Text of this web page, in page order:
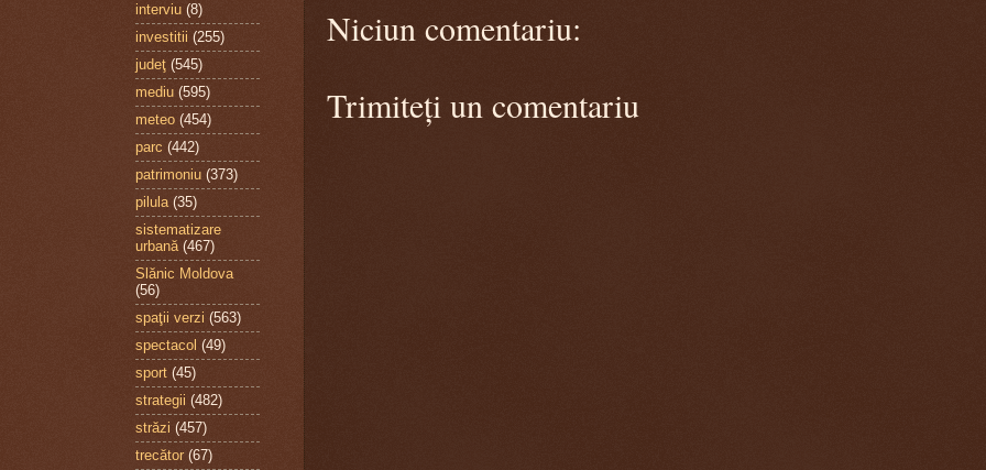
Niciun comentariu:
Trimiteți un comentariu
interviu (8)
investitii (255)
judeţ (545)
mediu (595)
meteo (454)
parc (442)
patrimoniu (373)
pilula (35)
sistematizare
urbană (467)
Slănic Moldova
(56)
spaţii verzi (563)
spectacol (49)
sport (45)
strategii (482)
străzi (457)
trecător (67)